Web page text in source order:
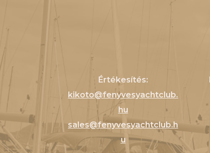
Értékesítés:
kikoto@fenyvesyachtclub.
hu
sales@fenyvesyachtclub.h
u